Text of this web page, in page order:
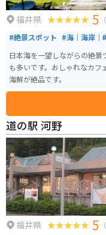
福井県 5
#絶景スポット #海｜海岸｜
日本海を一望しながらの絶
も多いです。おしゃれなカフ
海鮮が絶品です。
道の駅 河野
福井県 5